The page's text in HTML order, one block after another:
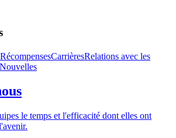
RécompensesCarrièresRelations avec les
Nouvelles
le temps et l'efficacité dont elles ont